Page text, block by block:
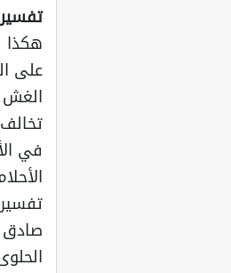
هكذا
على
الغش
في
صادق